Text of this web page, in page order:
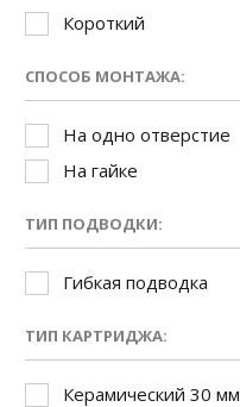
Короткий
СПОСОБ МОНТАЖА:
На одно отверстие
На гайке
ТИП ПОДВОДКИ:
Гибкая подводка
ТИП КАРТРИДЖА:
Керамический 30 мм